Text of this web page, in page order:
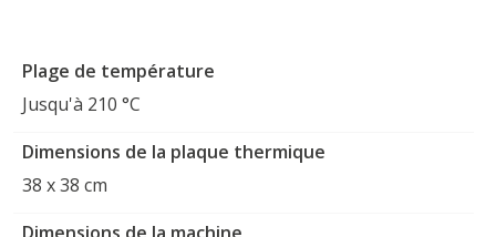
Plage de température
Jusqu'à 210 °C
Dimensions de la plaque thermique
38 x 38 cm